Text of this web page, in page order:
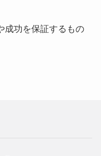
成功を保証するもの